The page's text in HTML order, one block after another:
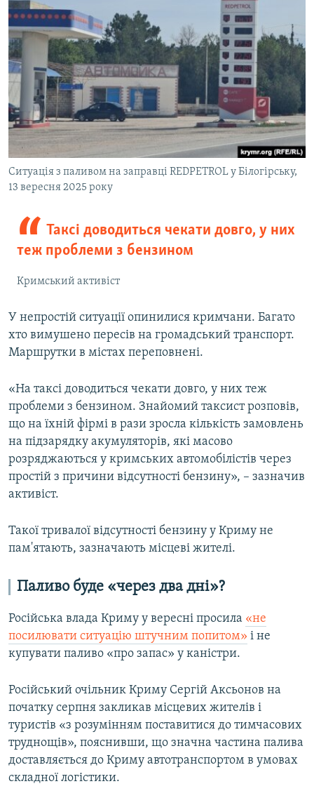
Ситуація з паливом на заправці REDPETROL у Білогірську,
13 вересня 2025 року
Таксі доводиться чекати довго, у них
теж проблеми з бензином
Кримський активіст
У непростій ситуації опинилися кримчани. Багато
хто вимушено пересів на громадський транспорт.
Маршрутки в містах переповнені.
«На таксі доводиться чекати довго, у них теж
проблеми з бензином. Знайомий таксист розповів,
що на їхній фірмі в рази зросла кількість замовлень
на підзарядку акумуляторів, які масово
розряджаються у кримських автомобілістів через
простій з причини відсутності бензину», – зазначив
активіст.
Такої тривалої відсутності бензину у Криму не
пам'ятають, зазначають місцеві жителі.
Паливо буде «через два дні»?
Російська влада Криму у вересні просила «не
посилювати ситуацію штучним попитом» і не
купувати паливо «про запас» у каністри.
Російський очільник Криму Сергій Аксьонов на
початку серпня закликав місцевих жителів і
туристів «з розумінням поставитися до тимчасових
труднощів», пояснивши, що значна частина палива
доставляється до Криму автотранспортом в умовах
складної логістики.